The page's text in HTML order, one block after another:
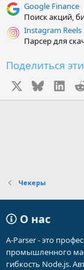
Google Finance
Поиск акций,
Instagram
Парсер для
Поделиться
Bluesky
Чекеры
О нас
A-Parser - это
промышленного
гибкость Node.js.